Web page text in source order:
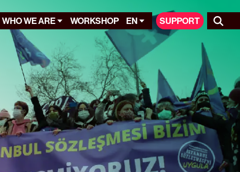
WHO WE ARE WORKSHOP EN SUPPORT